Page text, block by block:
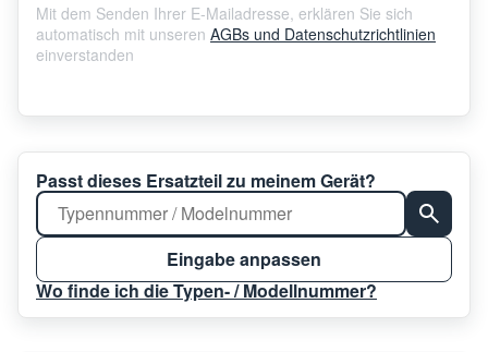
Mit dem Senden Ihrer E-Mailadresse, erklären Sie sich
automatisch mit unseren AGBs und Datenschutzrichtlinien
einverstanden
Passt dieses Ersatzteil zu meinem Gerät?
Eingabe anpassen
Wo finde ich die Typen- / Modellnummer?